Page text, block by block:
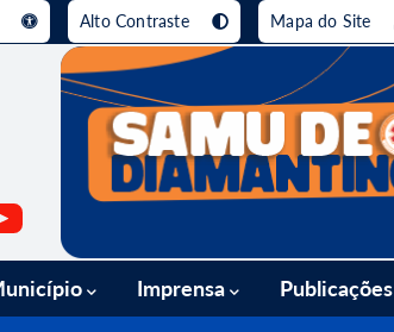
[alt+3] Ir para o rodapé [alt+4]
Alto Contraste Mapa do Site
Imprensa Publicações